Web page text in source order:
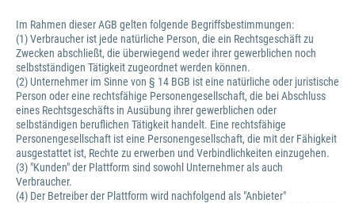
Im Rahmen dieser AGB gelten folgende Begriffsbestimmungen:
(1) Verbraucher ist jede natürliche Person, die ein Rechtsgeschäft zu
Zwecken abschließt, die überwiegend weder ihrer gewerblichen noch
selbstständigen Tätigkeit zugeordnet werden können.
(2) Unternehmer im Sinne von § 14 BGB ist eine natürliche oder juristische
Person oder eine rechtsfähige Personengesellschaft, die bei Abschluss
eines Rechtsgeschäfts in Ausübung ihrer gewerblichen oder
selbständigen beruflichen Tätigkeit handelt. Eine rechtsfähige
Personengesellschaft ist eine Personengesellschaft, die mit der Fähigkeit
ausgestattet ist, Rechte zu erwerben und Verbindlichkeiten einzugehen.
(3) "Kunden" der Plattform sind sowohl Unternehmer als auch
Verbraucher.
(4) Der Betreiber der Plattform wird nachfolgend als "Anbieter"